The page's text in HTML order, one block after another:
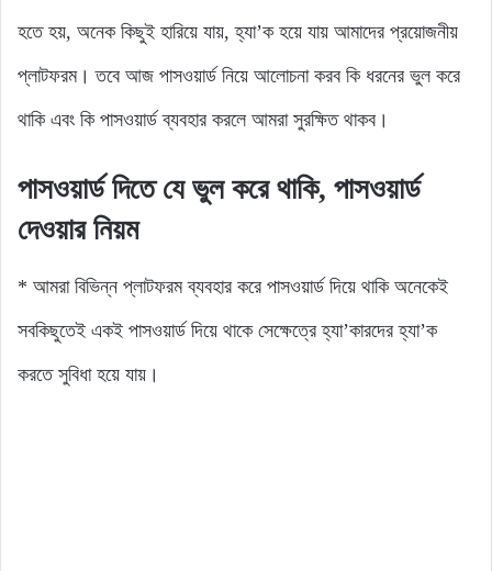
হতে হয়, অনেক কিছুই হারিয়ে যায়, হ্যা’ক হয়ে যায় আমাদের প্রয়োজনীয়
প্লাটফরম। তবে আজ পাসওয়ার্ড নিয়ে আলোচনা করব কি ধরনের ভুল করে
থাকি এবং কি পাসওয়ার্ড ব্যবহার করলে আমরা সুরক্ষিত থাকব।
পাসওয়ার্ড দিতে যে ভুল করে থাকি, পাসওয়ার্ড
দেওয়ার নিয়ম
* আমরা বিভিন্ন প্লাটফরম ব্যবহার করে পাসওয়ার্ড দিয়ে থাকি অনেকেই
সবকিছুতেই একই পাসওয়ার্ড দিয়ে থাকে সেক্ষেত্রে হ্যা’কারদের হ্যা’ক
করতে সুবিধা হয়ে যায়।